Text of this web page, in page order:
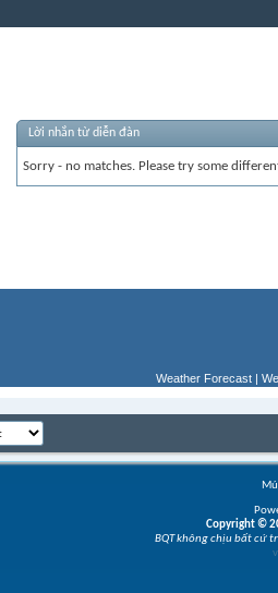
Lời nhắn từ diễn đàn
Sorry - no matches. Please try some
Weather Forecast |
Copyright ©
BQT không chịu bất cứ